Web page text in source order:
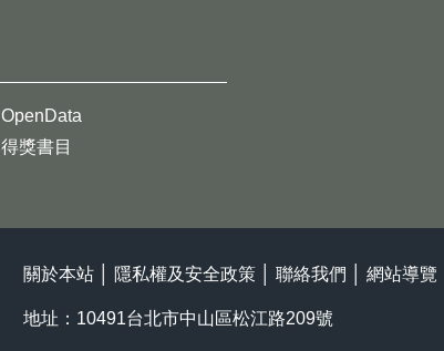
OpenData
得獎書目
關於本站 隱私權及安全政策 聯絡我們 網站導覽
地址：10491台北市中山區松江路209號